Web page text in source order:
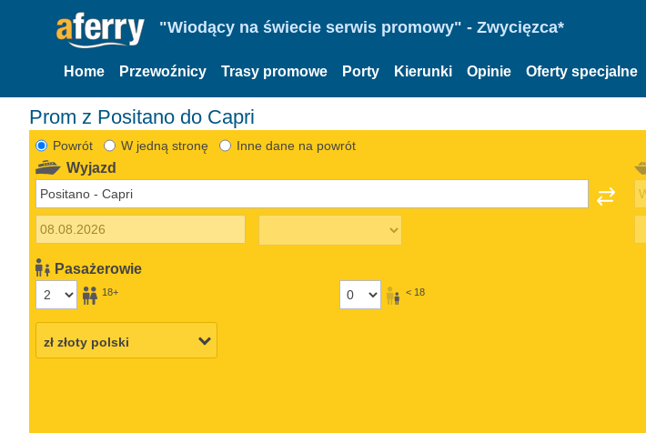
"Wiodący na świecie serwis promowy" - Zwycięzca*
Home Przewoźnicy Trasy promowe Porty Kierunki Opinie Oferty specjalne
Prom z Positano do Capri
Powrót W jedną stronę Inne dane na powrót
Wyjazd
Pasażerowie
18+ < 18